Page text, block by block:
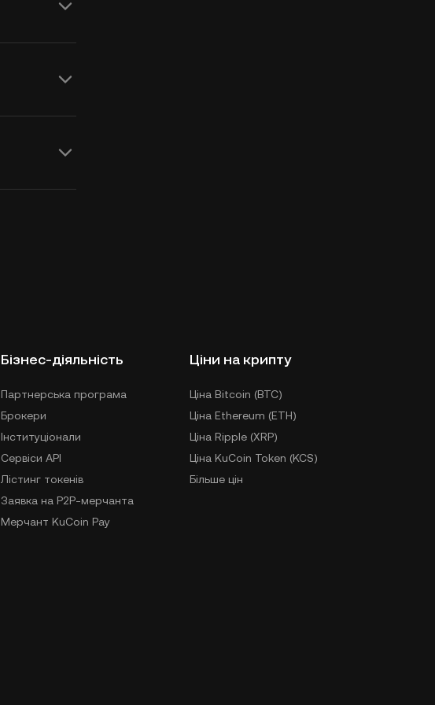
Бізнес-діяльність
Партнерська програма
Брокери
Інституціонали
Сервіси API
Лістинг токенів
Заявка на P2P-мерчанта
Мерчант KuCoin Pay
Ціни на крипту
Ціна Bitcoin (BTC)
Ціна Ethereum (ETH)
Ціна Ripple (XRP)
Ціна KuCoin Token (KCS)
Більше цін